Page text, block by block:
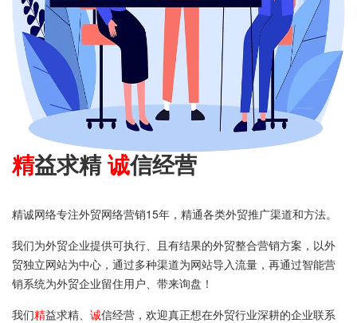
精益求精诚信经营
精诚网络专注外贸网络营销15年，精通各类外贸推广渠道和方法。
我们为外贸企业提供可执行、且有结果的外贸整合营销方案，以外
贸独立网站为中心，通过多种渠道为网站导入流量，再通过智能营
销系统为外贸企业留住用户、带来询盘！
我们精益求精、 诚信经营，欢迎真正想在外贸行业深耕的企业联系